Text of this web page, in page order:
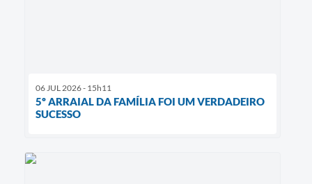
06 JUL 2026 - 15h11
5º ARRAIAL DA FAMÍLIA FOI UM VERDADEIRO
SUCESSO